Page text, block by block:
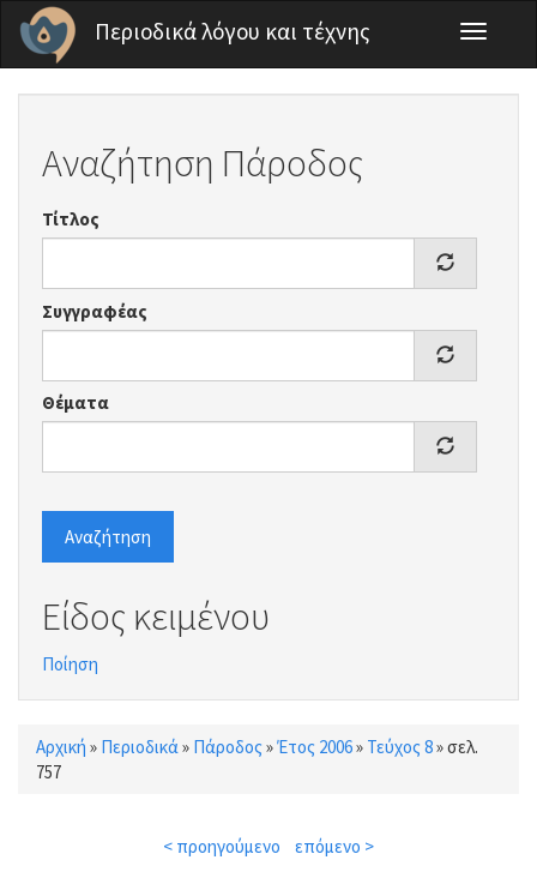
Παράκαμψη προς το κυρίως περιεχόμενο
Περιοδικά λόγου και τέχνης
Toggle
Αναζήτηση Πάροδος
Τίτλος
Συγγραφέας
Θέματα
Αναζήτηση
Είδος κειμένου
Ποίηση
Είστε εδώ
Αρχική » Περιοδικά » Πάροδος »Έτος 2006» Τεύχος 8»σελ.
757
< προηγούμενο επόμενο >